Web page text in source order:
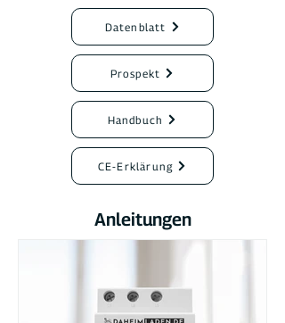
Datenblatt
Prospekt
Handbuch
CE-Erklärung
Anleitungen